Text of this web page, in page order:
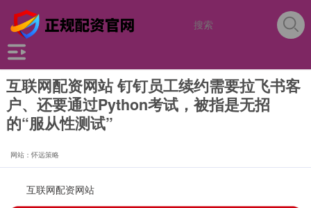
互联网配资网站 钉钉员工续约需要拉飞书客
户、还要通过Python考试，被指是无招
的“服从性测试”
网站：怀远策略
互联网配资网站